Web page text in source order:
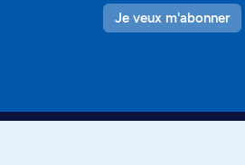
Je veux m'abonner